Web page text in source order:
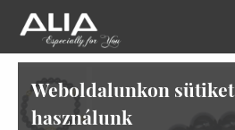
Weboldalunkon sütiket
használunk